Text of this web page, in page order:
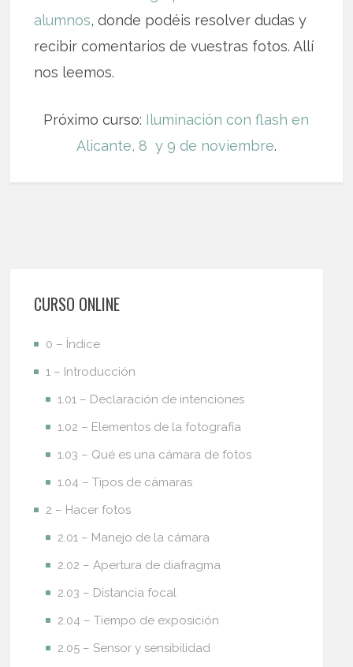
alumnos, donde podéis resolver dudas y
recibir comentarios de vuestras fotos. Allí
nos leemos.
Próximo curso: Iluminación con flash en
Alicante, 8 y 9 de noviembre.
CURSO ONLINE
0 – Índice
1 – Introducción
1.01 – Declaración de intenciones
1.02 – Elementos de la fotografía
1.03 – Qué es una cámara de fotos
1.04 – Tipos de cámaras
2 – Hacer fotos
2.01 – Manejo de la cámara
2.02 – Apertura de diafragma
2.03 – Distancia focal
2.04 – Tiempo de exposición
2.05 – Sensor y sensibilidad